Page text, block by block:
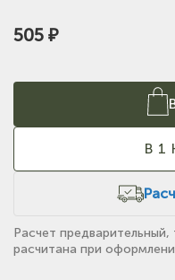
505 ₽
В 1
Расчет
расчитана при